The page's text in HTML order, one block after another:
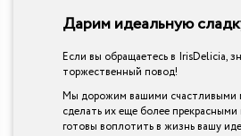
Дарим идеальную
Если вы обращаетесь в IrisDelicia,
торжественный повод!
Мы дорожим вашими счастливыми
сделать их еще более
готовы воплотить в жизнь вашу